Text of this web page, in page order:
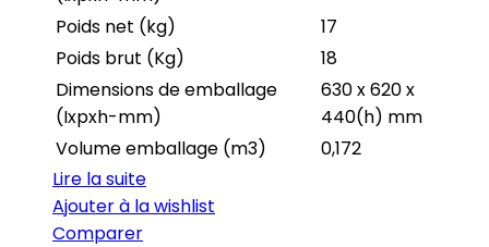
Poids net (kg)
17
Poids brut (Kg)
18
Dimensions de emballage
(Ixpxh-mm)
630 x 620 x
440(h) mm
Volume emballage (m3)
0,172
Lire la suite
Ajouter à la wishlist
Comparer